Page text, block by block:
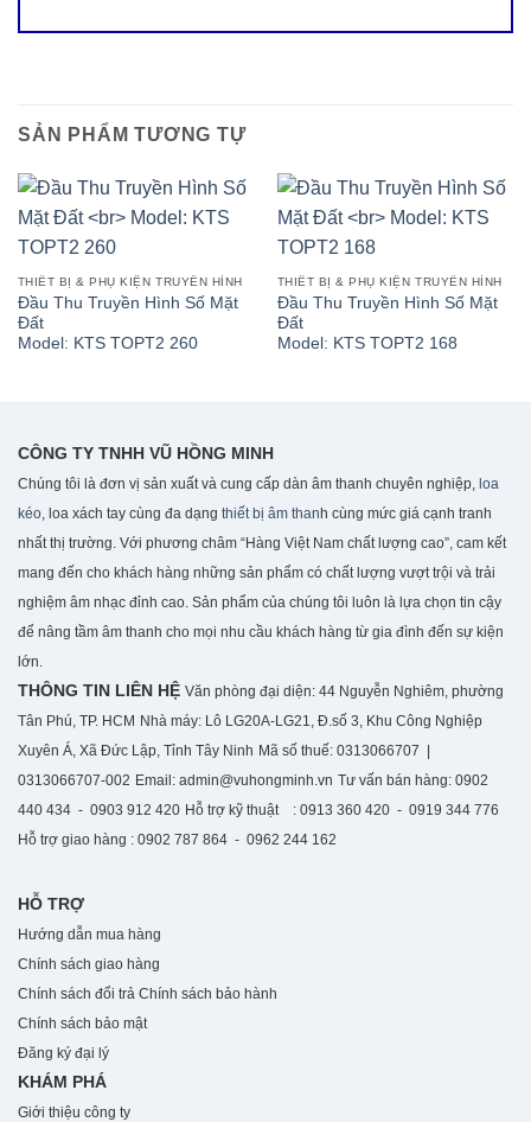
SẢN PHẨM TƯƠNG TỰ
THIẾT BỊ & PHỤ KIỆN TRUYỀN HÌNH
Đầu Thu Truyền Hình Số Mặt
Đất
Model: KTS TOPT2 260
THIẾT BỊ & PHỤ KIỆN TRUYỀN HÌNH
Đầu Thu Truyền Hình Số Mặt
Đất
Model: KTS TOPT2 168
CÔNG TY TNHH VŨ HỒNG MINH
Chúng tôi là đơn vị sản xuất và cung cấp dàn âm thanh chuyên nghiệp, loa
kéo, loa xách tay cùng đa dạng thiết bị âm than h cùng mức giá cạnh tranh
nhất thị trường. Với phương châm “Hàng Việt Nam chất lượng cao”, cam kết
mang đến cho khách hàng những sản phẩm có chất lượng vượt trội và trải
nghiệm âm nhạc đỉnh cao. Sản phẩm của chúng tôi luôn là lựa chọn tin cậy
để nâng tầm âm thanh cho mọi nhu cầu khách hàng từ gia đình đến sự kiện
lớn.
THÔNG TIN LIÊN HỆ Văn phòng đại diện: 44 Nguyễn Nghiêm, phường
Tân Phú, TP. HCM Nhà máy: Lô LG20A-LG21, Đ.số 3, Khu Công Nghiệp
Xuyên Á, Xã Đức Lập, Tỉnh Tây Ninh Mã số thuế: 0313066707 |
0313066707-002 Email: admin@vuhongminh.vn Tư vấn bán hàng: 0902
440 434 - 0903 912 420 Hỗ trợ kỹ thuật : 0913 360 420 - 0919 344 776
Hỗ trợ giao hàng : 0902 787 864 - 0962 244 162
HỖ TRỢ
Hướng dẫn mua hàng
Chính sách giao hàng
Chính sách đổi trả Chính sách bảo hành
Chính sách bảo mật
Đăng ký đại lý
KHÁM PHÁ
Giới thiệu công ty